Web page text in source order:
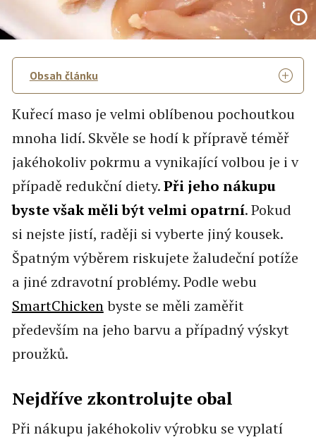
Obsah článku
Kuřecí maso je velmi oblíbenou pochoutkou
mnoha lidí. Skvěle se hodí k přípravě téměř
jakéhokoliv pokrmu a vynikající volbou je i v
případě redukční diety.Při jeho nákupu
byste však měli být velmi opatrní. Pokud
si nejste jistí, raději si vyberte jiný kousek.
Špatným výběrem riskujete žaludeční potíže
a jiné zdravotní problémy. Podle webu
SmartChickenbyste se měli zaměřit
především na jeho barvu a případný výskyt
proužků.
Nejdříve zkontrolujte obal
Při nákupu jakéhokoliv výrobku se vyplatí